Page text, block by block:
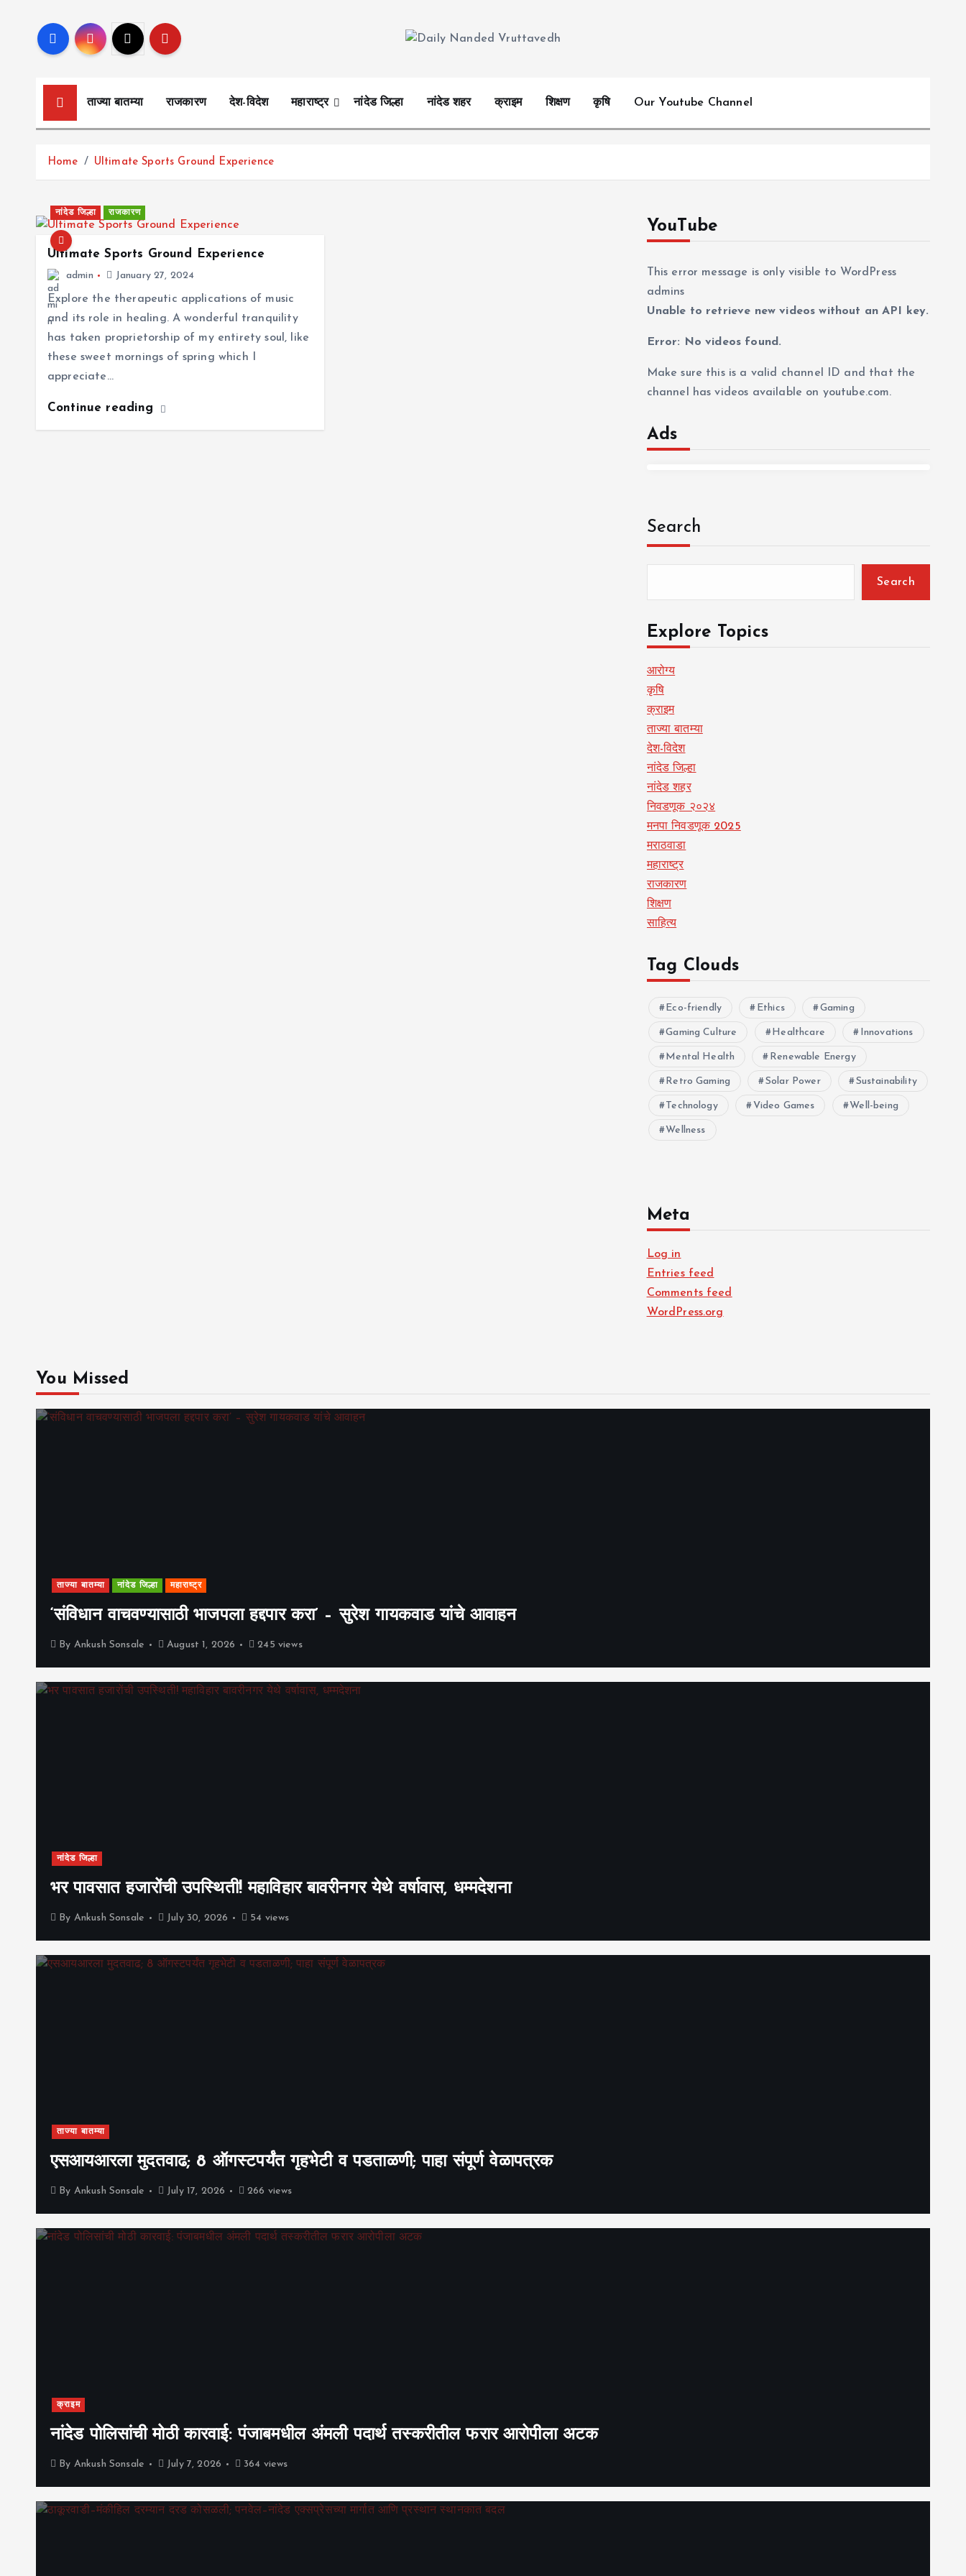
ताज्या बातम्या राजकारण देश-विदेश महाराष्ट्र नांदेड जिल्हा नांदेड शहर क्राइम शिक्षण कृषि Our Youtube Channel
Home Ultimate Sports Ground Experience
नांदेड जिल्हा राजकारण
Ultimate Sports Ground Experience
admin January 27, 2024
Explore the therapeutic applications of music
and its role in healing. A wonderful tranquility
has taken proprietorship of my entirety soul, like
these sweet mornings of spring which I
appreciate…
Continue reading
YouTube
This error message is only visible to WordPress
admins
Unable to retrieve new videos without an API key.
Error: No videos found.
Make sure this is a valid channel ID and that the
channel has videos available on youtube.com.
Ads
Search
Search
Explore Topics
आरोग्य
कृषि
क्राइम
ताज्या बातम्या
देश-विदेश
नांदेड जिल्हा
नांदेड शहर
निवडणूक २०२४
मनपा निवडणूक 2025
मराठवाडा
महाराष्ट्र
राजकारण
शिक्षण
साहित्य
Tag Clouds
Eco-friendly Ethics Gaming
Gaming Culture Healthcare Innovations
Mental Health Renewable Energy
Retro Gaming Solar Power Sustainability
Technology Video Games Well-being
Wellness
Meta
Log in
Entries feed
Comments feed
WordPress.org
You Missed
ताज्या बातम्या नांदेड जिल्हा महाराष्ट्र
‘संविधान वाचवण्यासाठी भाजपला हद्दपार करा’ – सुरेश गायकवाड यांचे आवाहन
By Ankush Sonsale August 1, 2026 245 views
नांदेड जिल्हा
भर पावसात हजारोंची उपस्थिती! महाविहार बावरीनगर येथे वर्षावास, धम्मदेशना
By Ankush Sonsale July 30, 2026 54 views
ताज्या बातम्या
एसआयआरला मुदतवाढ; 8 ऑगस्टपर्यंत गृहभेटी व पडताळणी; पाहा संपूर्ण वेळापत्रक
By Ankush Sonsale July 17, 2026 266 views
क्राइम
नांदेड पोलिसांची मोठी कारवाई: पंजाबमधील अंमली पदार्थ तस्करीतील फरार आरोपीला अटक
By Ankush Sonsale July 7, 2026 364 views